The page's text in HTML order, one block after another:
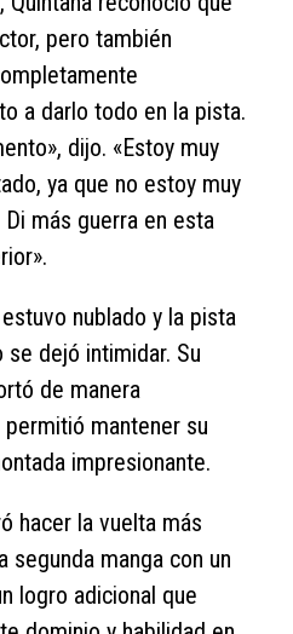
pero también
a darlo todo en la pista.
dijo. «Estoy muy
ya que no estoy muy
más guerra en esta
nublado y la pista
se dejó intimidar. Su
de manera
mantener su
impresionante.
hacer la vuelta más
segunda manga con un
logro adicional que